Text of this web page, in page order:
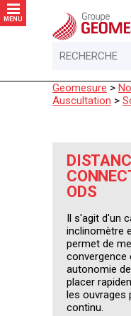
MENU
Geomesure >
Auscultation >
ODS
Il s'agit d'un
inclinomètre
permet de
convergence
autonomie
placer
les ouvrages
continu.
Panneau de gestion des